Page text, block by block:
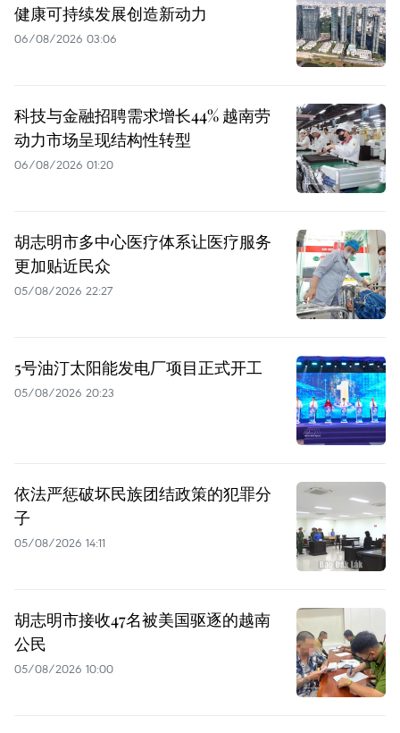
健康可持续发展创造新动力
06/08/2026 03:06
科技与金融招聘需求增长44% 越南劳
动力市场呈现结构性转型
06/08/2026 01:20
胡志明市多中心医疗体系让医疗服务
更加贴近民众
05/08/2026 22:27
5号油汀太阳能发电厂项目正式开工
05/08/2026 20:23
依法严惩破坏民族团结政策的犯罪分
子
05/08/2026 14:11
胡志明市接收47名被美国驱逐的越南
公民
05/08/2026 10:00